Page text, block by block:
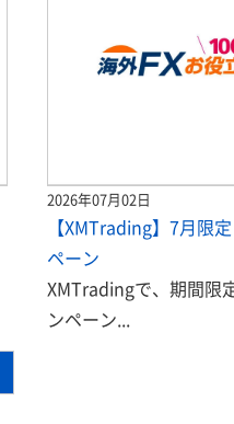
2026年07月02日
【XMTrading】7月限
ペーン
XMTradingで、期間限
ンペーン...